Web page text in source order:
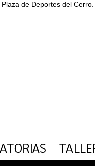
Plaza de Deportes del Cerro.